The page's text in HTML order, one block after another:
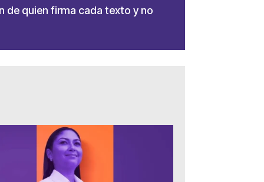
de quien firma cada texto y no